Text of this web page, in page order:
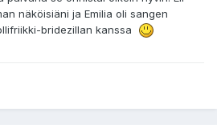
näköisiäni ja Emilia oli sangen
bridezillan kanssa